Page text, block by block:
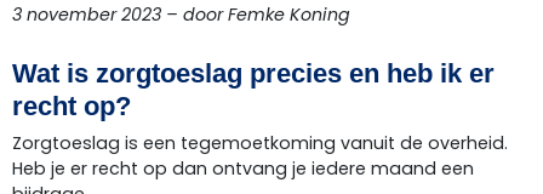
3 november 2023 – door Femke Koning
Wat is zorgtoeslag precies en heb ik er
recht op?
Zorgtoeslag is een tegemoetkoming vanuit de overheid.
Heb je er recht op dan ontvang je iedere maand een